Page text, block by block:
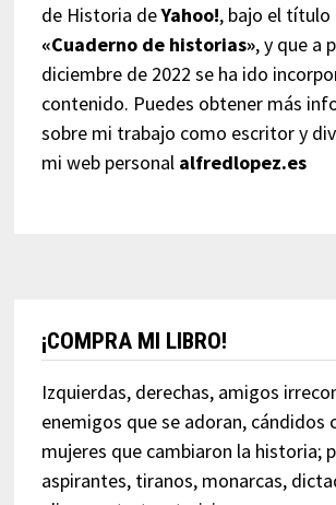
de Historia deYahoo!, bajo el título
«Cuaderno de historias», y que a
diciembre de 2022 se ha ido
contenido. Puedes obtener más
sobre mi trabajo como escritor y
mi web personal alfredlopez.es
¡COMPRA MI LIBRO!
Izquierdas, derechas, amigos
enemigos que se adoran, cándidos
mujeres que cambiaron la historia;
aspirantes, tiranos, monarcas,